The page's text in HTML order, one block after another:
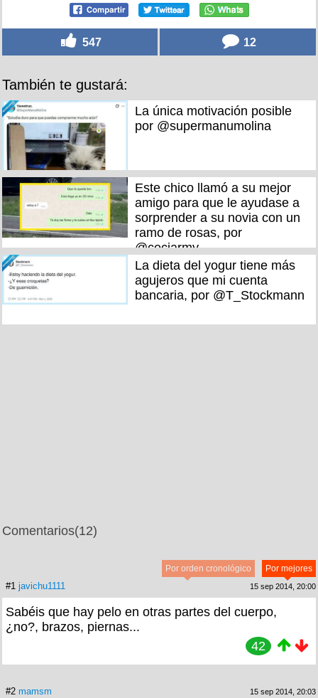
547 12
También te gustará:
La única motivación posible
por @supermanumolina
Este chico llamó a su mejor
amigo para que le ayudase a
sorprender a su novia con un
ramo de rosas, por
@ceciarmy
La dieta del yogur tiene más
agujeros que mi cuenta
bancaria, por @T_Stockmann
Comentarios(12)
Por mejores
Por orden cronológico
#1 javichu1111 15 sep 2014, 20:00
Sabéis que hay pelo en otras partes del cuerpo,
¿no?, brazos, piernas...
42
#2 mamsm 15 sep 2014, 20:03